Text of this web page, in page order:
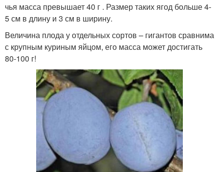
чья масса превышает 40 г . Размер таких ягод больше 4-
5 см в длину и 3 см в ширину.
Величина плода у отдельных сортов – гигантов сравнима
с крупным куриным яйцом, его масса может достигать
80-100 г!